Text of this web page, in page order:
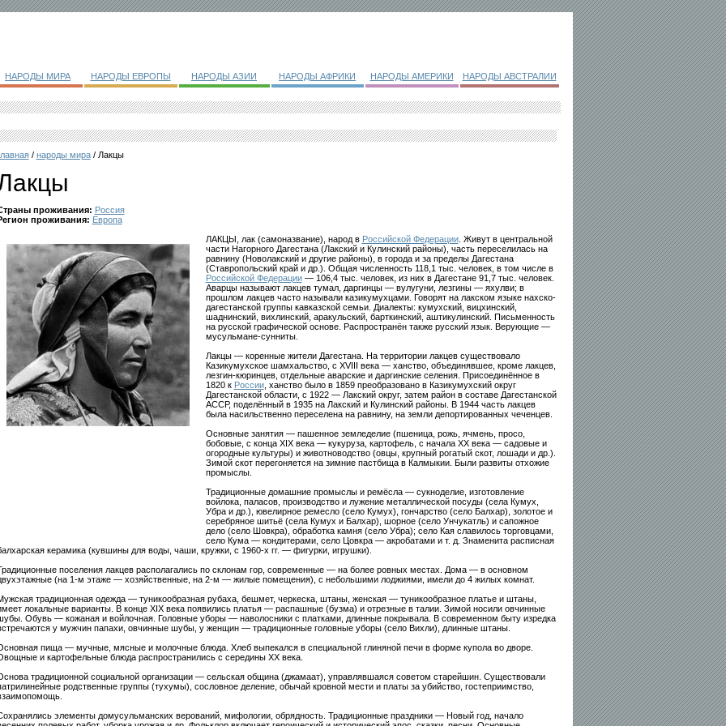
НАРОДЫ МИРА НАРОДЫ ЕВРОПЫ НАРОДЫ АЗИИ НАРОДЫ АФРИКИ НАРОДЫ АМЕРИКИ НАРОДЫ АВСТРАЛИИ
/ народы мира/ Лакцы
проживания: Россия
проживания: Европа
ЛАКЦЫ, лак (самоназвание), народ в Российской Федерации. Живут в центральной
части Нагорного Дагестана (Лакский и Кулинский районы), часть переселилась на
равнину (Новолакский и другие районы), в города и за пределы Дагестана
(Ставропольский край и др.). Общая численность 118,1 тыс. человек, в том числе в
Российской Федерации— 106,4 тыс. человек, из них в Дагестане 91,7 тыс. человек.
Аварцы называют лакцев тумал, даргинцы — вулугуни, лезгины — яхулви; в
прошлом лакцев часто называли казикумухцами. Говорят на лакском языке нахско-
дагестанской группы кавказской семьи. Диалекты: кумухский, вицхинский,
шаднинский, вихлинский, аракульский, барткинский, аштикулинский. Письменность
на русской графической основе. Распространён также русский язык. Верующие —
мусульмане-сунниты.
Лакцы — коренные жители Дагестана. На территории лакцев существовало
Казикумухское шамхальство, с XVIII века — ханство, объединявшее, кроме лакцев,
лезгин-кюринцев, отдельные аварские и даргинские селения. Присоединённое в
1820 к России, ханство было в 1859 преобразовано в Казикумухский округ
Дагестанской области, с 1922 — Лакский округ, затем район в составе Дагестанской
АССР, поделённый в 1935 на Лакский и Кулинский районы. В 1944 часть лакцев
была насильственно переселена на равнину, на земли депортированных чеченцев.
Основные занятия — пашенное земледелие (пшеница, рожь, ячмень, просо,
бобовые, с конца XIX века — кукуруза, картофель, с начала XX века — садовые и
огородные культуры) и животноводство (овцы, крупный рогатый скот, лошади и др.).
Зимой скот перегоняется на зимние пастбища в Калмыкии. Были развиты отхожие
промыслы.
Традиционные домашние промыслы и ремёсла — сукноделие, изготовление
войлока, паласов, производство и лужение металлической посуды (села Кумух,
Убра и др.), ювелирное ремесло (село Кумух), гончарство (село Балхар), золотое и
серебряное шитьё (села Кумух и Балхар), шорное (село Унчукатль) и сапожное
дело (село Шовкра), обработка камня (село Убра); село Кая славилось торговцами,
село Кума — кондитерами, село Цовкра — акробатами и т. д. Знаменита расписная
керамика (кувшины для воды, чаши, кружки, с 1960-х гг. — фигурки, игрушки).
поселения лакцев располагались по склонам гор, современные — на более ровных местах. Дома — в основном
(на 1-м этаже — хозяйственные, на 2-м — жилые помещения), с небольшими лоджиями, имели до 4 жилых комнат.
традиционная одежда — туникообразная рубаха, бешмет, черкеска, штаны, женская — туникообразное платье и штаны,
локальные варианты. В конце XIX века появились платья — распашные (бузма) и отрезные в талии. Зимой носили овчинные
Обувь — кожаная и войлочная. Головные уборы — наволосники с платками, длинные покрывала. В современном быту изредка
у мужчин папахи, овчинные шубы, у женщин — традиционные головные уборы (село Вихли), длинные штаны.
пища — мучные, мясные и молочные блюда. Хлеб выпекался в специальной глиняной печи в форме купола во дворе.
и картофельные блюда распространились с середины XX века.
традиционной социальной организации — сельская община (джамаат), управлявшаяся советом старейшин. Существовали
родственные группы (тухумы), сословное деление, обычай кровной мести и платы за убийство, гостеприимство,
элементы домусульманских верований, мифологии, обрядность. Традиционные праздники — Новый год, начало